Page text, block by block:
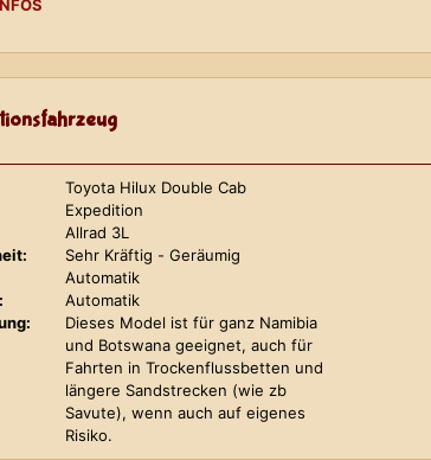
Toyota Hilux Double Cab
Expedition
Allrad 3L
Sehr Kräftig - Geräumig
Automatik
Automatik
Dieses Model ist für ganz Namibia
und Botswana geeignet, auch für
Fahrten in Trockenflussbetten und
längere Sandstrecken (wie zb
Savute), wenn auch auf eigenes
Risiko.